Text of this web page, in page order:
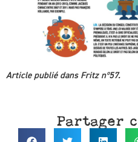
Article publié dans Fritz nº57.
Partager